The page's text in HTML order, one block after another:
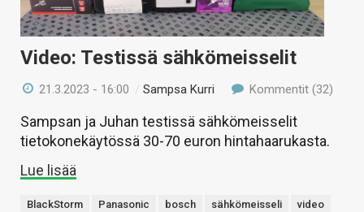
Video: Testissä sähkömeisselit
21.3.2023 - 16:00 /Sampsa Kurri Kommentit (32)
Sampsan ja Juhan testissä sähkömeisselit
tietokonekäytössä 30-70 euron hintahaarukasta.
Lue lisää
BlackStorm Panasonic bosch sähkömeisseli
video